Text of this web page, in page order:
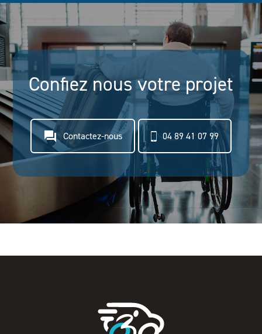
Confiez nous votre projet
question_answer Contactez-nous 04 89 41 07 99